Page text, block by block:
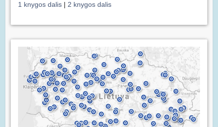
1 knygos dalis | 2 knygos dalis